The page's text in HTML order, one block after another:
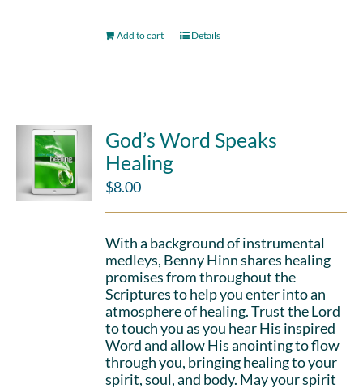
Add to cart Details
God’s Word Speaks
Healing
$8.00
With a background of instrumental
medleys, Benny Hinn shares healing
promises from throughout the
Scriptures to help you enter into an
atmosphere of healing. Trust the Lord
to touch you as you hear His inspired
Word and allow His anointing to flow
through you, bringing healing to your
spirit, soul, and body. May your spirit